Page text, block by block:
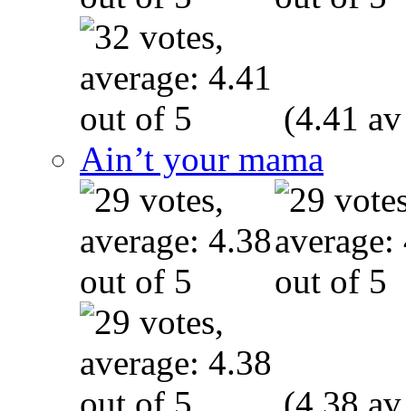
(4.41
Ain’t your mama